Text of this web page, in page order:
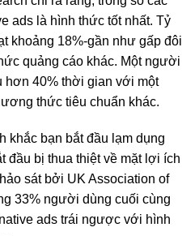
ads là hình thức tốt nhất. Tỷ
khoảng 18%-gần như gấp đôi
quảng cáo khác. Một người
hơn 40% thời gian với một
thức tiêu chuẩn khác.
khắc bạn bắt đầu lạm dụng
đầu bị thua thiệt về mặt lợi ích
sát bởi UK Association of
33% người dùng cuối cùng
ads trái ngược với hình